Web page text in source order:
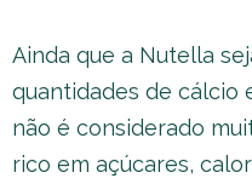
Ainda que a Nutella
quantidades de cálcio
não é considerado
rico em açúcares,